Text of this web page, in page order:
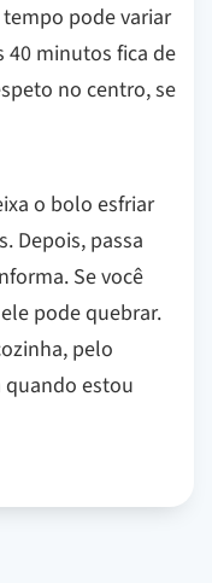
pode variar
40 minutos fica de
no centro, se
o bolo esfriar
Depois, passa
Se você
pode quebrar.
pelo
quando estou